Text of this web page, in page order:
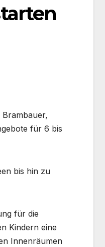
Brambauer,
für 6 bis
bis hin zu
für die
Kindern eine
Innenräumen